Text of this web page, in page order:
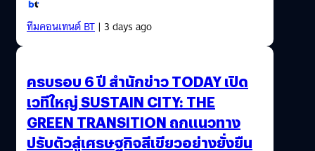
ทีมคอนเทนต์ BT| 3 days ago
ครบรอบ 6 ปี สำนักข่าว TODAY เปิด
เวทีใหญ่ SUSTAIN CITY: THE
GREEN TRANSITION ถกแนวทาง
ปรับตัวสู่เศรษฐกิจสีเขียวอย่างยั่งยืน